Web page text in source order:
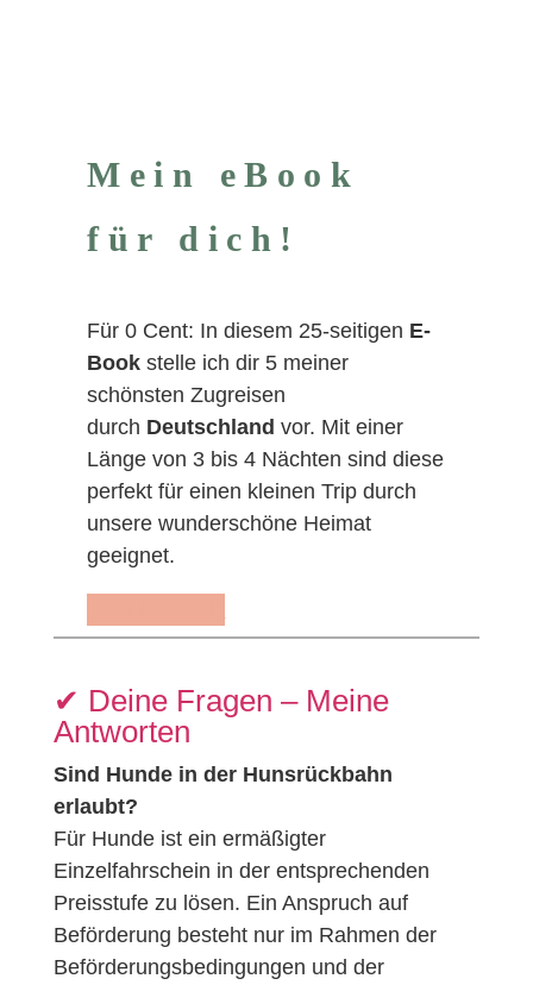
Mein eBook
für dich!
Für 0 Cent: In diesem 25-seitigen E-
Book stelle ich dir 5 meiner
schönsten Zugreisen
durch Deutschland vor. Mit einer
Länge von 3 bis 4 Nächten sind diese
perfekt für einen kleinen Trip durch
unsere wunderschöne Heimat
geeignet.
✔︎ Deine Fragen – Meine
Antworten
Sind Hunde in der Hunsrückbahn
erlaubt?
Für Hunde ist ein ermäßigter
Einzelfahrschein in der entsprechenden
Preisstufe zu lösen. Ein Anspruch auf
Beförderung besteht nur im Rahmen der
Beförderungsbedingungen und der